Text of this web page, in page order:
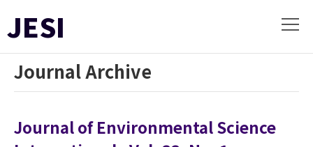
JESI
Journal Archive
Journal of Environmental Science